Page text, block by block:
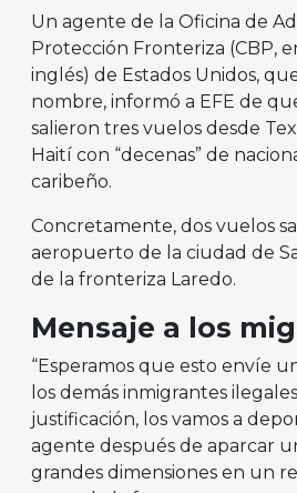
Un agente de la Oficina de
Protección Fronteriza (CBP,
inglés) de Estados Unidos,
nombre, informó a EFE de
salieron tres vuelos desde
Haití con “decenas” de
caribeño.
Concretamente, dos vuelos
aeropuerto de la ciudad de
de la fronteriza Laredo.
Mensaje a los
“Esperamos que esto envíe
los demás inmigrantes
justificación, los vamos a
agente después de aparcar
grandes dimensiones en un